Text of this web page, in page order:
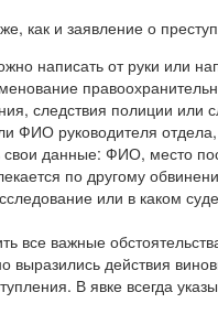
как и заявление о
написать от руки или
следствия полиции или
ФИО руководителя
свои данные: ФИО, место
по другому
или в каком
все важные
выразились действия
В явке всегда